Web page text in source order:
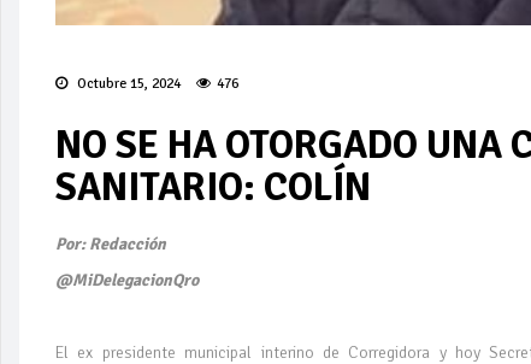
Octubre 15, 2024 476
NO SE HA OTORGADO UNA
SANITARIO: COLÍN
Por: Redacción
@MiDelegacionQro
El ex presidente municipal interino de Corregidora y hoy